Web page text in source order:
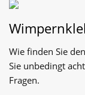
Wie finden Sie
Sie unbedingt
Fragen.